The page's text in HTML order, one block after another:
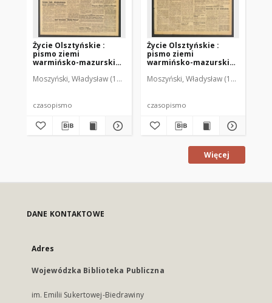
Życie Olsztyńskie :
pismo ziemi
warmińsko-mazurskiej,
Moszyński, Władysław (1922-2001). Red. Mroczkowski, Włodzimierz
czasopismo
Życie Olsztyńskie :
pismo ziemi
warmińsko-mazurskiej,
Moszyński, Władysław (1922-2001).
czasopismo
Więcej
DANE KONTAKTOWE
Adres
Wojewódzka Biblioteka Publiczna
im. Emilii Sukertowej-Biedrawiny